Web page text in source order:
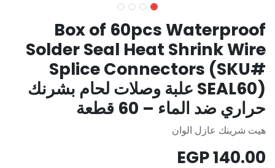
Box of 60pcs Waterproof
Solder Seal Heat Shrink Wire
Splice Connectors (SKU#
SEAL60) علبة وصلات لحام بشرنك
حراري ضد الماء – 60 قطعة
هيت شرينك عازل الوان
140.00